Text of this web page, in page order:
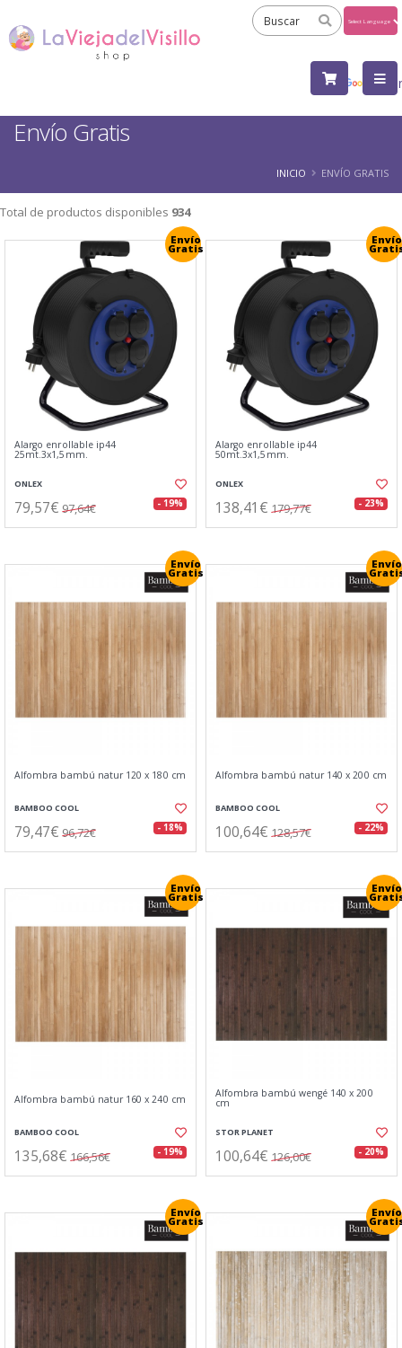
by
Envío Gratis
INICIO ENVÍO GRATIS
Total de productos disponibles 934
Envío
Gratis
Alargo enrollable ip44
25mt.3x1,5mm.
ONLEX
79,57€ 97,64€ - 19%
Envío
Alargo enrollable ip44
50mt.3x1,5mm.
ONLEX
138,41€ 179,77€ - 23%
Envío
Gratis
Alfombra bambú natur 120 x 180 cm
BAMBOO COOL
79,47€ 96,72€ - 18%
Envío
Alfombra bambú natur 140 x 200 cm
BAMBOO COOL
100,64€ 128,57€ - 22%
Envío
Gratis
Alfombra bambú natur 160 x 240 cm
BAMBOO COOL
135,68€ 166,56€ - 19%
Envío
Alfombra bambú wengé 140 x 200
cm
STOR PLANET
100,64€ 126,00€ - 20%
Envío
Gratis
Envío